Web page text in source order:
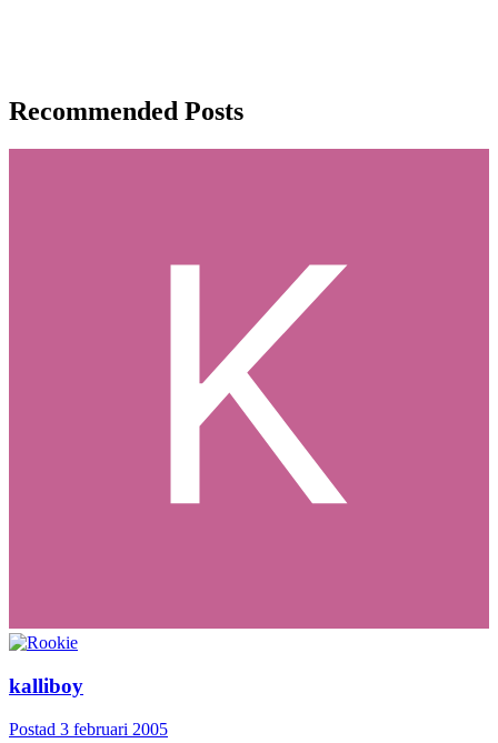
Recommended Posts
kalliboy
Postad 3 februari 2005